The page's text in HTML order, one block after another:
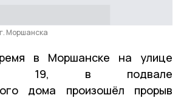
Моршанска
в Моршанске на улице
19, в подвале
дома произошёл прорыв